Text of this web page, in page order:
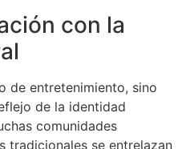
con la
de entretenimiento, sino
de la identidad
comunidades
tradicionales se entrelazan